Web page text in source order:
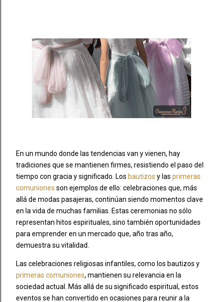
En un mundo donde las tendencias van y vienen, hay
tradiciones que se mantienen firmes, resistiendo el paso del
tiempo con gracia y significado. Los bautizos y las primeras
comuniones son ejemplos de ello: celebraciones que, más
allá de modas pasajeras, continúan siendo momentos clave
en la vida de muchas familias. Estas ceremonias no sólo
representan hitos espirituales, sino también oportunidades
para emprender en un mercado que, año tras año,
demuestra su vitalidad.
Las celebraciones religiosas infantiles, como los bautizos y
primeras comuniones, mantienen su relevancia en la
sociedad actual. Más allá de su significado espiritual, estos
eventos se han convertido en ocasiones para reunir a la